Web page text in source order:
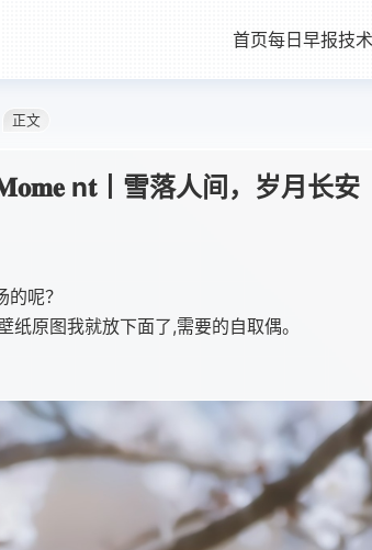
首页每日早报技
正文
n𝐭丨雪落人间，岁月长安
呢？
纸原图我就放下面了,需要的自取偶。